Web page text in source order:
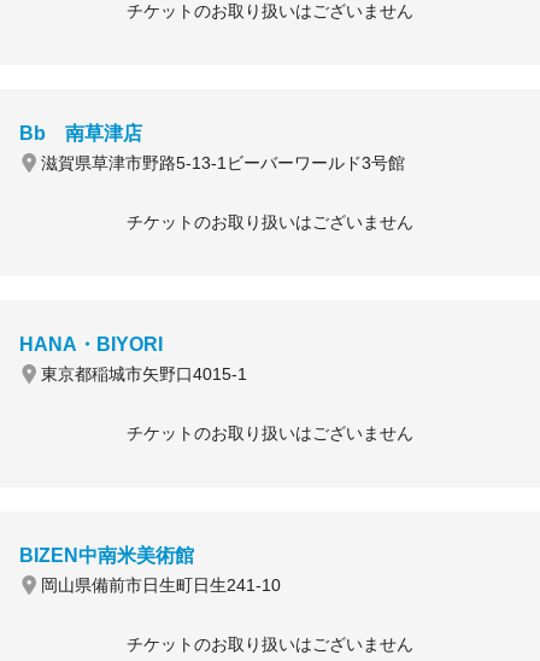
チケットのお取り扱いはございません
Bb 南草津店
滋賀県草津市野路5-13-1ビーバーワールド3号館
チケットのお取り扱いはございません
HANA・BIYORI
東京都稲城市矢野口4015-1
チケットのお取り扱いはございません
BIZEN中南米美術館
岡山県備前市日生町日生241-10
チケットのお取り扱いはございません